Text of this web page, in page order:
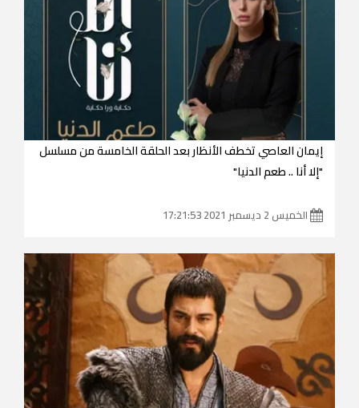
إيمان العاصي تخطف الأنظار بعد الحلقة الخامسة من مسلسل
"إلا أنا .. طعم الدنيا"
الخميس 2 ديسمبر 2021 17:21:53